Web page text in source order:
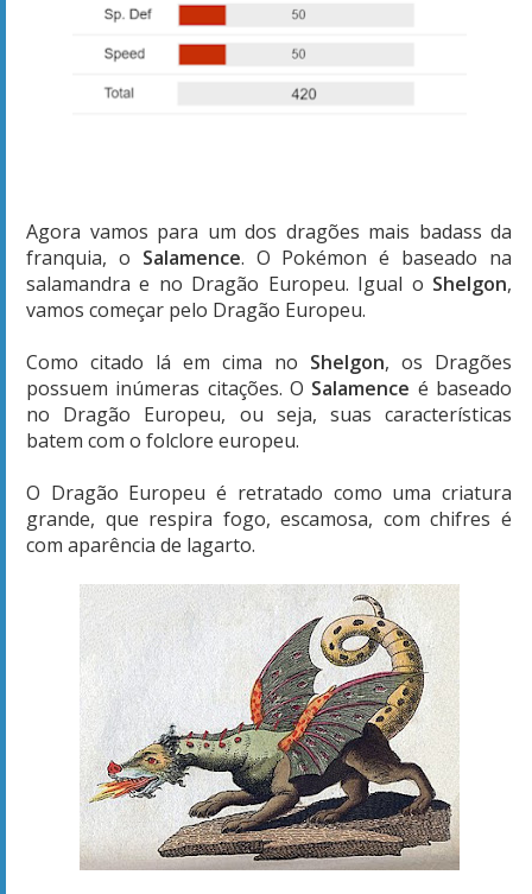
Agora vamos para um dos dragões mais badass da
franquia, o Salamence. O Pokémon é baseado na
salamandra e no Dragão Europeu. Igual o Shelgon,
vamos começar pelo Dragão Europeu.
Como citado lá em cima no Shelgon, os Dragões
possuem inúmeras citações. O Salamence é baseado
no Dragão Europeu, ou seja, suas características
batem com o folclore europeu.
O Dragão Europeu é retratado como uma criatura
grande, que respira fogo, escamosa, com chifres é
com aparência de lagarto.